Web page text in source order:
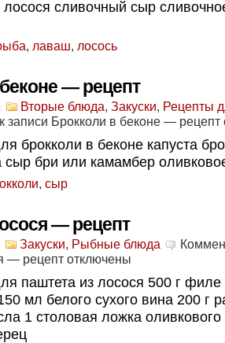
лосося сливочный сыр
, лаваш, лосось
— рецепт
Вторые блюда, Закуски, Рецепты
к записи Брокколи в беконе — рецепт
брокколи в беконе капуста
сыр бри или камамбер
, сыр
— рецепт
Закуски, Рыбные блюда
— рецепт отключены
паштета из лосося 500 г
мл белого сухого вина 200 г
1 столовая ложка